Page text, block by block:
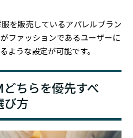
を販売しているアパレルブラン
ファッションであるユーザーに
ような設定が可能です。
どちらを優先すべ
び方